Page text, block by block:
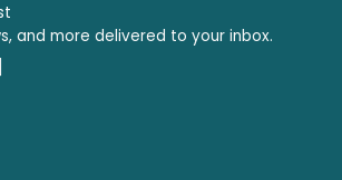
and more delivered to your inbox.